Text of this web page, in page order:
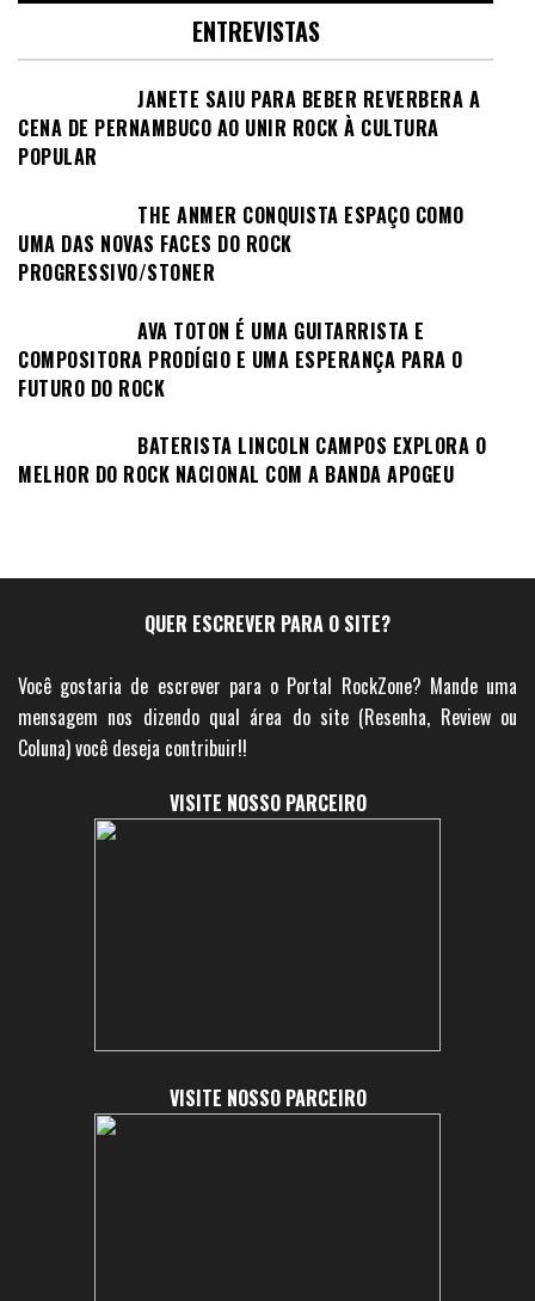
ENTREVISTAS
JANETE SAIU PARA BEBER REVERBERA A
CENA DE PERNAMBUCO AO UNIR ROCK À CULTURA
POPULAR
THE ANMER CONQUISTA ESPAÇO COMO
UMA DAS NOVAS FACES DO ROCK
PROGRESSIVO/STONER
AVA TOTON É UMA GUITARRISTA E
COMPOSITORA PRODÍGIO E UMA ESPERANÇA PARA O
FUTURO DO ROCK
BATERISTA LINCOLN CAMPOS EXPLORA O
MELHOR DO ROCK NACIONAL COM A BANDA APOGEU
QUER ESCREVER PARA O SITE?
Você gostaria de escrever para o Portal RockZone? Mande uma
mensagem nos dizendo qual área do site (Resenha, Review ou
Coluna) você deseja contribuir!!
VISITE NOSSO PARCEIRO
VISITE NOSSO PARCEIRO